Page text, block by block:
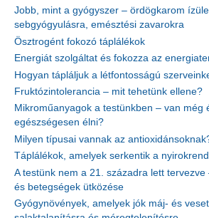
Jobb, mint a gyógyszer – ördögkarom
sebgyógyulásra, emésztési zavarokra
Ösztrogént fokozó táplálékok
Energiát szolgáltat és fokozza az
Hogyan tápláljuk a létfontosságú
Fruktózintolerancia – mit tehetünk ellene?
Mikroműanyagok a testünkben – van még
egészségesen élni?
Milyen típusai vannak az
Táplálékok, amelyek serkentik a
A testünk nem a 21. századra lett tervezve
és betegségek ütközése
Gyógynövények, amelyek jók máj- és